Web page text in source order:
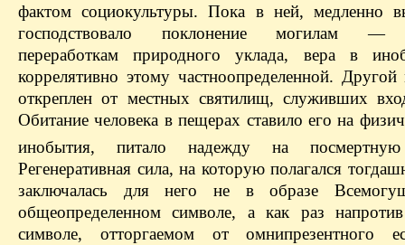
фактом социокультуры. Пока в ней, медленно
господствовало поклонение могилам —
переработкам природного уклада, вера в
коррелятивно этому частноопределенной.
откреплен от местных святилищ, служивших
Обитание человека в пещерах ставило его на
инобытия, питало надежду на
Регенеративная сила, на которую полагался
заключалась для него не в образе
общеопределенном символе, а как раз
символе, отторгаемом от омнипрезентного